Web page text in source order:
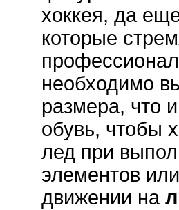
хоккея, да
которые
необходимо
размера, что
обувь, чтобы
лед при
элементов
движении на